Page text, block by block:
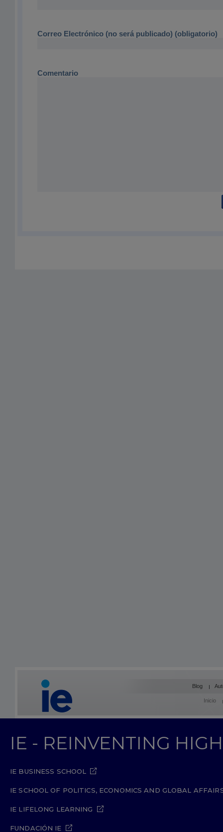
Correo Electrónico (no será publicado) (obligatorio)
Comentario
Blog
Inicio
IE - REINVENTING
IE BUSINESS SCHOOL
IE SCHOOL OF POLITICS, ECONOMICS AND GLOBAL
IE LIFELONG LEARNING
FUNDACIÓN IE